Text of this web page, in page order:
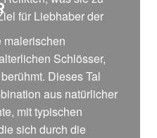
für Liebhaber der
malerischen
Schlösser,
Dieses Tal
aus natürlicher
mit typischen
sich durch die